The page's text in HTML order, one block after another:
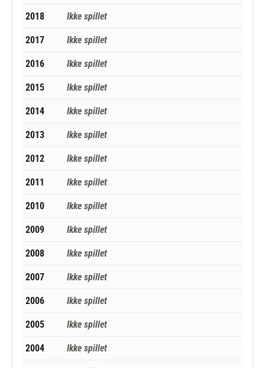
2018 Ikke spillet
2017 Ikke spillet
2016 Ikke spillet
2015 Ikke spillet
2014 Ikke spillet
2013 Ikke spillet
2012 Ikke spillet
2011 Ikke spillet
2010 Ikke spillet
2009 Ikke spillet
2008 Ikke spillet
2007 Ikke spillet
2006 Ikke spillet
2005 Ikke spillet
2004 Ikke spillet